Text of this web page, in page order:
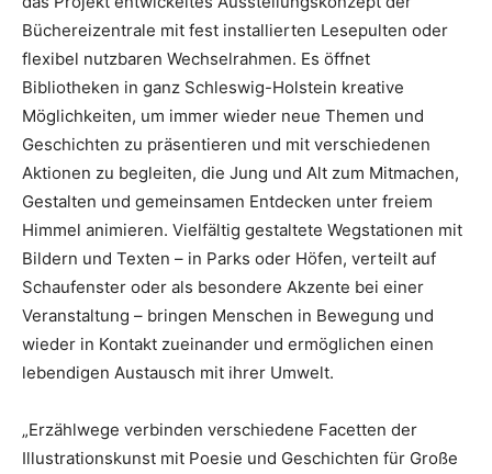
Büchereizentrale mit fest installierten Lesepulten oder
flexibel nutzbaren Wechselrahmen. Es öffnet
Bibliotheken in ganz Schleswig-Holstein kreative
Möglichkeiten, um immer wieder neue Themen und
Geschichten zu präsentieren und mit verschiedenen
Aktionen zu begleiten, die Jung und Alt zum Mitmachen,
Gestalten und gemeinsamen Entdecken unter freiem
Himmel animieren. Vielfältig gestaltete Wegstationen mit
Bildern und Texten – in Parks oder Höfen, verteilt auf
Schaufenster oder als besondere Akzente bei einer
Veranstaltung – bringen Menschen in Bewegung und
wieder in Kontakt zueinander und ermöglichen einen
lebendigen Austausch mit ihrer Umwelt.
„Erzählwege verbinden verschiedene Facetten der
Illustrationskunst mit Poesie und Geschichten für Große